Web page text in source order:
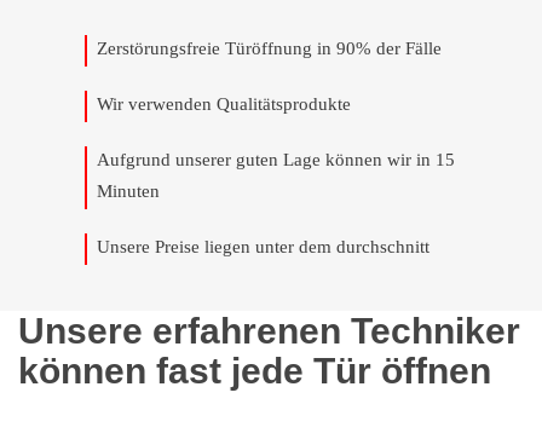
Zerstörungsfreie Türöffnung in 90% der Fälle
Wir verwenden Qualitätsprodukte
Aufgrund unserer guten Lage können wir in 15
Minuten
Unsere Preise liegen unter dem durchschnitt
Unsere erfahrenen Techniker
können fast jede Tür öffnen